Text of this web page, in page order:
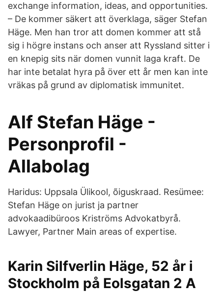
exchange information, ideas, and opportunities.
– De kommer säkert att överklaga, säger Stefan
Häge. Men han tror att domen kommer att stå
sig i högre instans och anser att Ryssland sitter i
en knepig sits när domen vunnit laga kraft. De
har inte betalat hyra på över ett år men kan inte
vräkas på grund av diplomatisk immunitet.
Alf Stefan Häge -
Personprofil -
Allabolag
Haridus: Uppsala Ülikool, õiguskraad. Resümee:
Stefan Häge on jurist ja partner
advokaadibüroos Kriströms Advokatbyrå.
Lawyer, Partner Main areas of expertise.
Karin Silfverlin Häge, 52 år i
Stockholm på Eolsgatan 2 A